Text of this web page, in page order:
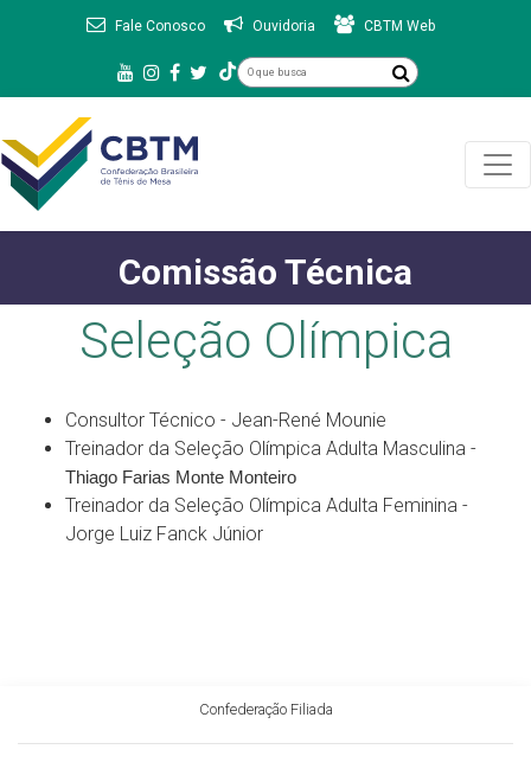
Fale Conosco Ouvidoria CBTM Web
Comissão Técnica
Seleção Olímpica
Consultor Técnico - Jean-René Mounie
Treinador da Seleção Olímpica Adulta Masculina -
Thiago Farias Monte Monteiro
Treinador da Seleção Olímpica Adulta Feminina -
Jorge Luiz Fanck Júnior
Confederação Filiada